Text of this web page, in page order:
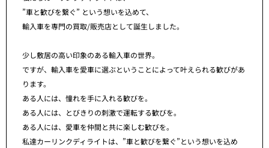
”車と歓びを繋ぐ” という想いを込めて、
輸入車を専門の買取/販売店として誕生しました。
少し敷居の高い印象のある輸入車の世界。
ですが、輸入車を愛車に選ぶということによって叶えられる歓びがあ
ります。
ある人には、憧れを手に入れる歓びを。
ある人には、とびきりの刺激で運転する歓びを。
ある人には、愛車を仲間と共に楽しむ歓びを。
私達カーリンクディライトは、”車と歓びを繋ぐ”という想いを込め